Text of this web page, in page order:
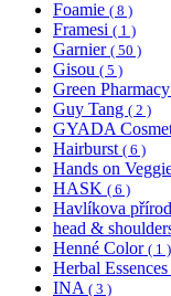
Foamie ( 8 )
Framesi ( 1 )
Garnier ( 50 )
Gisou ( 5 )
Green Pharmacy
Guy Tang ( 2 )
GYADA
Hairburst ( 6 )
Hands on
HASK ( 6 )
Havlíkova
head &
Henné Color ( 1 )
Herbal Essences
INA ( 3 )